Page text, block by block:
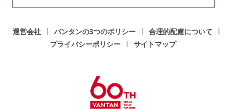
運営会社 バンタンの3つのポリシー
合理的配慮について
プライバシーポリシー
サイトマップ